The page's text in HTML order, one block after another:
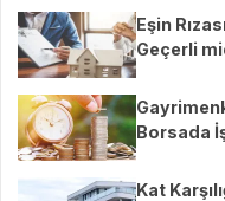
Eşin
Geçerli
Borsada
Kat